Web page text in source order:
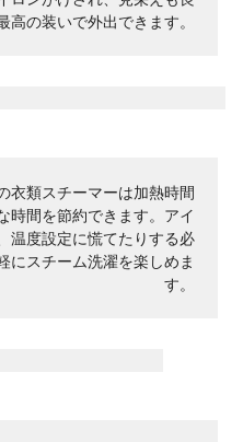
高の装いで外出できます。
衣類スチーマーは加熱時間
時間を節約できます。アイ
温度設定に慌てたりする必
にスチーム洗濯を楽しめま
す。